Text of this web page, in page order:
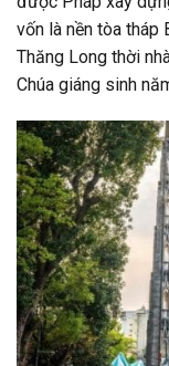
vốn là nền tòa tháp
Thăng Long thời
Chúa giáng sinh